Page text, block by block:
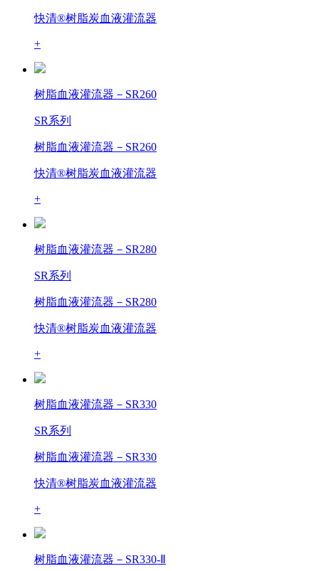
快清®树脂炭血液灌流器
+
树脂血液灌流器－SR260
SR系列
树脂血液灌流器－SR260
快清®树脂炭血液灌流器
+
树脂血液灌流器－SR280
SR系列
树脂血液灌流器－SR280
快清®树脂炭血液灌流器
+
树脂血液灌流器－SR330
SR系列
树脂血液灌流器－SR330
快清®树脂炭血液灌流器
+
树脂血液灌流器－SR330-Ⅱ